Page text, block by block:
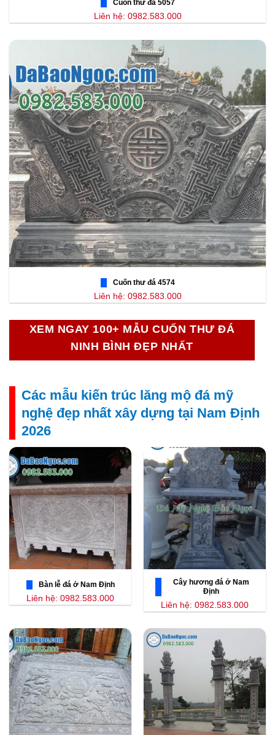
Cuốn thư đá 5057
Liên hệ: 0982.583.000
Cuốn thư đá 4574
Liên hệ: 0982.583.000
XEM NGAY 100+ MẪU CUỐN THƯ ĐÁ
NINH BÌNH ĐẸP NHẤT
Các mẫu kiến trúc lăng mộ đá mỹ
nghệ đẹp nhất xây dựng tại Nam Định
2026
Bàn lễ đá ở Nam Định
Liên hệ: 0982.583.000
Cây hương đá ở Nam
Định
Liên hệ: 0982.583.000